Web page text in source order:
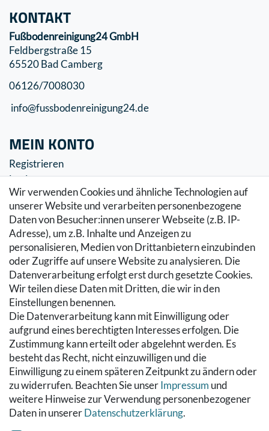
Wir verwenden Cookies und ähnliche Technologien auf
unserer Website und verarbeiten personenbezogene
Daten von Besucher:innen unserer Webseite (z.B. IP-
Adresse), um z.B. Inhalte und Anzeigen zu
personalisieren, Medien von Drittanbietern einzubinden
oder Zugriffe auf unsere Website zu analysieren. Die
Datenverarbeitung erfolgt erst durch gesetzte Cookies.
Wir teilen diese Daten mit Dritten, die wir in den
Einstellungen benennen.
Die Datenverarbeitung kann mit Einwilligung oder
aufgrund eines berechtigten Interesses erfolgen. Die
Zustimmung kann erteilt oder abgelehnt werden. Es
besteht das Recht, nicht einzuwilligen und die
Einwilligung zu einem späteren Zeitpunkt zu ändern oder
zu widerrufen. Beachten Sie unserImpressum und
weitere Hinweise zur Verwendung personenbezogener
Daten in unsererDaten­schutz­erklärung.
KONTAKT
Fußbodenreinigung24 GmbH
Feldbergstraße 15
65520 Bad Camberg
06126/7008030
info@fussbodenreinigung24.de
MEIN KONTO
Registrieren
Login
SERVICE
Zahlung & Versand
Warenkorb
Zur Kasse
Hilfe
RECHTLICHES
Kontakt
Datenschutzerklärung
AGB
Impressum
Hinweise zur Batterieentsorgung
Widerrufs­recht
Vertrag widerrufen